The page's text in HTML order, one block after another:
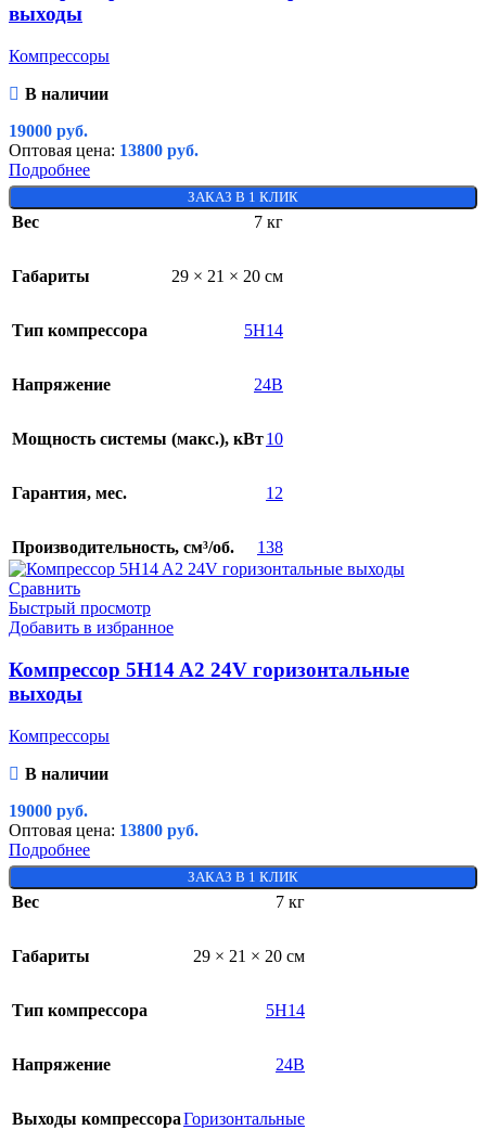
выходы
Компрессоры
В наличии
19000 руб.
Оптовая цена: 13800 руб.
Подробнее
ЗАКАЗ В 1 КЛИК
Вес 7 кг
Габариты 29 × 21 × 20 см
Тип компрессора 5H14
Напряжение 24В
Мощность системы (макс.), кВт10
Гарантия, мес. 12
Производительность, см³/об. 138
Сравнить
Быстрый просмотр
Добавить в избранное
Компрессор 5H14 A2 24V горизонтальные
выходы
Компрессоры
В наличии
19000 руб.
Оптовая цена: 13800 руб.
Подробнее
ЗАКАЗ В 1 КЛИК
Вес 7 кг
Габариты 29 × 21 × 20 см
Тип компрессора 5H14
Напряжение 24В
Выходы компрессораГоризонтальные